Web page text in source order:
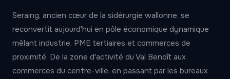
Seraing, ancien cœur de la sidérurgie wallonne, se
reconvertit aujourd'hui en pôle économique dynamique
mêlant industrie, PME tertiaires et commerces de
proximité. De la zone d'activité du Val Benoît aux
commerces du centre-ville, en passant par les bureaux